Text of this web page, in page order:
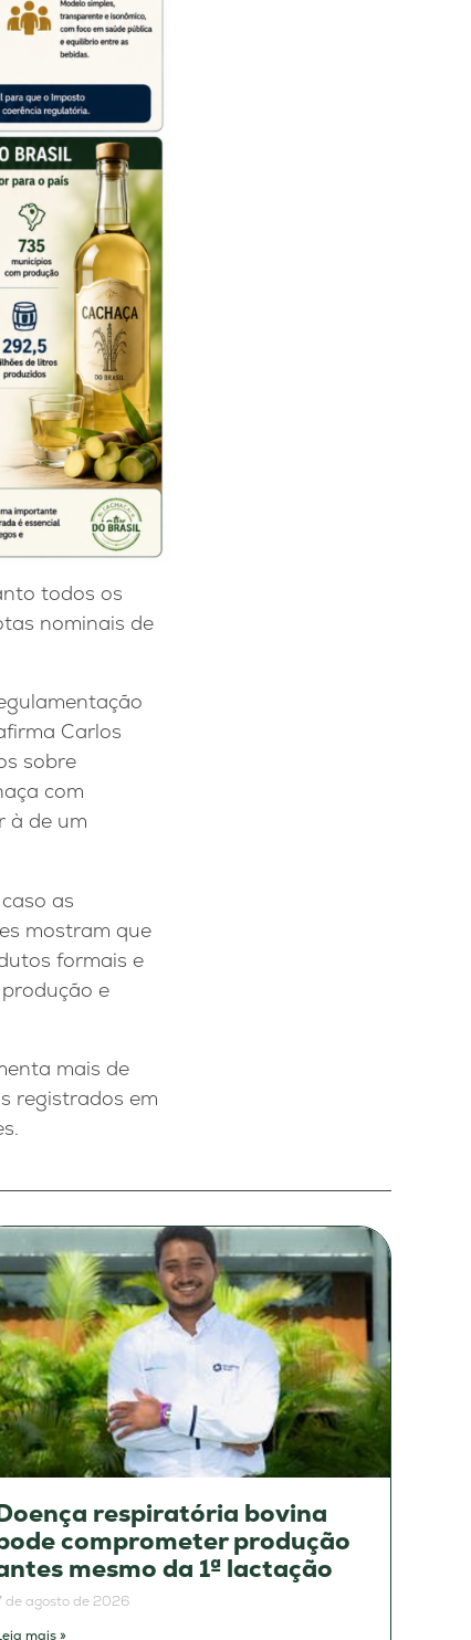
todos os
nominais de
Carlos
sobre
com
à de um
as
mostram que
formais e
e
mais de
registrados em
respiratória bovina
comprometer produção
mesmo da 1ª lactação
de agosto de 2026
mais »